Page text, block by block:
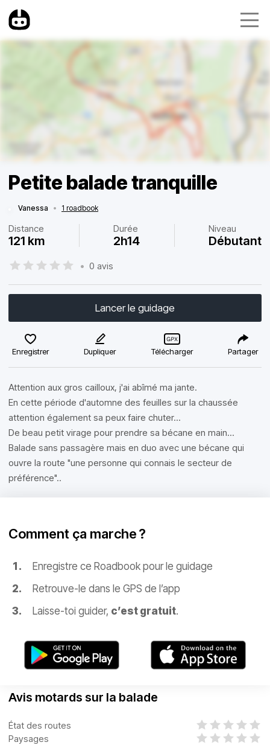
Petite balade tranquille
Vanessa • 1 roadbook
Distance
121 km
Durée
2h14
Niveau
Débutant
• 0 avis
Lancer le guidage
Enregistrer Dupliquer Télécharger Partager
Attention aux gros cailloux, j'ai abîmé ma jante.
En cette période d'automne des feuilles sur la chaussée
attention également sa peux faire chuter...
De beau petit virage pour prendre sa bécane en main...
Balade sans passagère mais en duo avec une bécane qui
ouvre la route "une personne qui connais le secteur de
préférence"..
Comment ça marche ?
Enregistre ce Roadbook pour le guidage
Retrouve-le dans le GPS de l’app
Laisse-toi guider, c’est gratuit.
Avis motards sur la balade
État des routes
Paysages